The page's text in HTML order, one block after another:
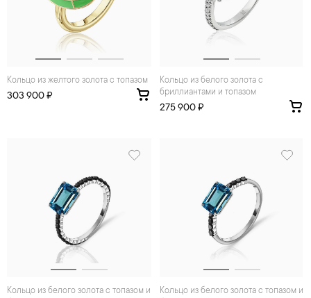
Кольцо из желтого золота с топазом
303 900 ₽
Кольцо из белого золота с
бриллиантами и топазом
275 900 ₽
Кольцо из белого золота с топазом и Кольцо из белого золота с топазом и